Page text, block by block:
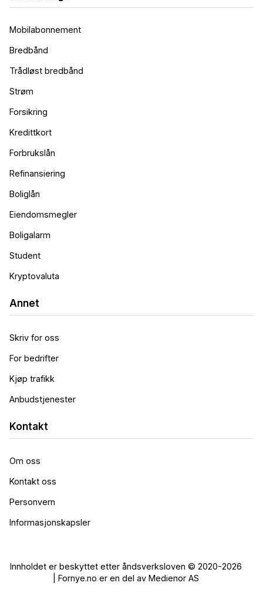
Mobilabonnement
Bredbånd
Trådløst bredbånd
Strøm
Forsikring
Kredittkort
Forbrukslån
Refinansiering
Boliglån
Eiendomsmegler
Boligalarm
Student
Kryptovaluta
Annet
Skriv for oss
For bedrifter
Kjøp trafikk
Anbudstjenester
Kontakt
Om oss
Kontakt oss
Personvern
Informasjonskapsler
Innholdet er beskyttet etter åndsverksloven © 2020-2026
| Fornye.no er en del av Medienor AS